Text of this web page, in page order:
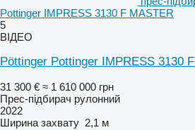
Pottinger IMPRESS 3130 F MASTER
5
ВІДЕО
Pöttinger Pottinger IMPRESS 3130
31 300 € ≈ 1 610 000 грн
Прес-підбирач рулонний
2022
Ширина захвату 2,1 м